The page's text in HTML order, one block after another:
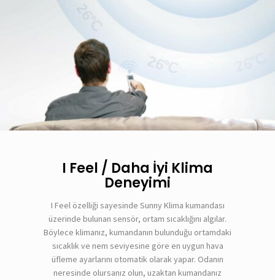
I Feel / Daha İyi Klima
Deneyimi
I Feel özelliği sayesinde Sunny Klima kumandası
üzerinde bulunan sensör, ortam sıcaklığını algılar.
Böylece klimanız, kumandanın bulunduğu ortamdaki
sıcaklık ve nem seviyesine göre en uygun hava
üfleme ayarlarını otomatik olarak yapar. Odanın
neresinde olursanız olun, uzaktan kumandanız